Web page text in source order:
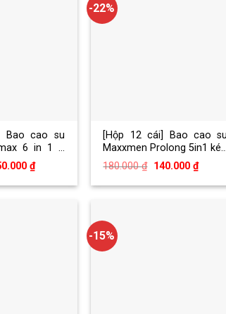
Bao cao su
6 in 1 –
₫Giá
hiện
tại
-22%
[Hộp 12 cái] Bao cao su
Maxxmen Prolong 5in1 kéo
dài thời gian, gai nổi lớn
180.000₫ Giá
là:
140.000 ₫Giá
hiện
tại
-15%